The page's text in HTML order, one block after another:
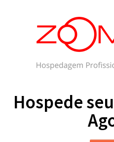
Hospede